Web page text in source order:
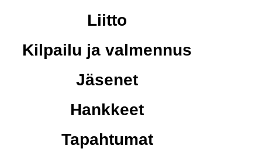
Liitto
Kilpailu ja valmennus
Jäsenet
Hankkeet
Tapahtumat